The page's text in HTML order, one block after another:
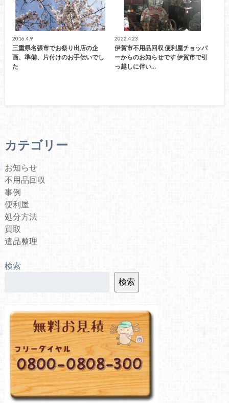
2016.4.9
三重県名張市でお祭り出店の企
画、準備、片付けのお手伝いでし
た
2022.4.23
伊賀市不用品回収 便利屋チョッパ
ーからのお知らせです 伊賀市で引
っ越しに伴い…
カテゴリー
お知らせ
不用品回収
事例
便利屋
処分方法
買取
遺品整理
検索
検索